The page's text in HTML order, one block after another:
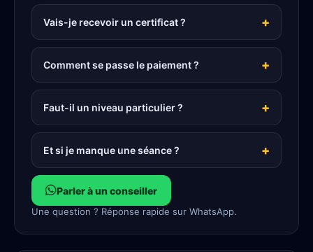
Vais-je recevoir un certificat ?
Comment se passe le paiement ?
Faut-il un niveau particulier ?
Et si je manque une séance ?
Parler à un conseiller
Une question ? Réponse rapide sur WhatsApp.